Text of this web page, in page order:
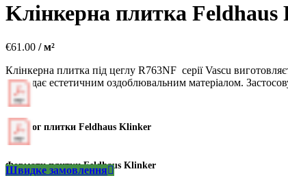
Kлінкерна плитка Feldhaus
€61.00 / м²
Клінкерна плитка під цеглу R763NF серії Vascu
виглядає естетичним оздоблювальним матеріалом.
Каталог плитки Feldhaus Klinker
Формати плитки Feldhaus Klinker
Швидке замовлення